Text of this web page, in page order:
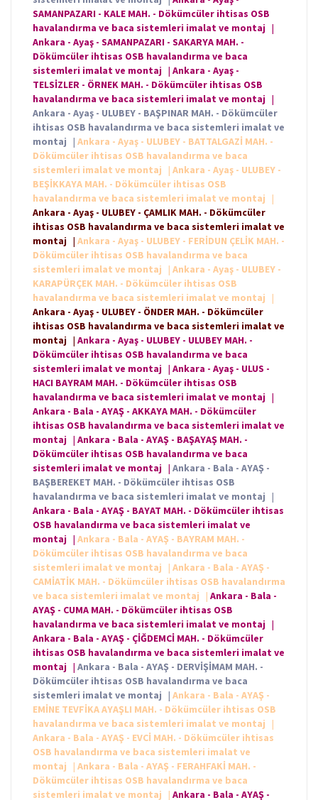
SAMANPAZARI - KALE MAH. - Dökümcüler ihtisas OSB
havalandırma ve baca sistemleri imalat ve montaj |
Ankara - Ayaş - SAMANPAZARI - SAKARYA MAH. -
Dökümcüler ihtisas OSB havalandırma ve baca
sistemleri imalat ve montaj | Ankara - Ayaş -
TELSİZLER - ÖRNEK MAH. - Dökümcüler ihtisas OSB
havalandırma ve baca sistemleri imalat ve montaj |
Ankara - Ayaş - ULUBEY - BAŞPINAR MAH. - Dökümcüler
ihtisas OSB havalandırma ve baca sistemleri imalat ve
montaj | Ankara - Ayaş - ULUBEY - BATTALGAZİ MAH. -
Dökümcüler ihtisas OSB havalandırma ve baca
sistemleri imalat ve montaj
| Ankara - Ayaş - ULUBEY -
BEŞİKKAYA MAH. - Dökümcüler ihtisas OSB
havalandırma ve baca sistemleri imalat ve montaj
|
Ankara - Ayaş - ULUBEY - ÇAMLIK MAH. - Dökümcüler
ihtisas OSB havalandırma ve baca sistemleri imalat ve
montaj | Ankara - Ayaş - ULUBEY - FERİDUN ÇELİK MAH. -
Dökümcüler ihtisas OSB havalandırma ve baca
sistemleri imalat ve montaj
| Ankara - Ayaş - ULUBEY -
KARAPÜRÇEK MAH. - Dökümcüler ihtisas OSB
havalandırma ve baca sistemleri imalat ve montaj
|
Ankara - Ayaş - ULUBEY - ÖNDER MAH. - Dökümcüler
ihtisas OSB havalandırma ve baca sistemleri imalat ve
montaj | Ankara - Ayaş - ULUBEY - ULUBEY MAH. -
Dökümcüler ihtisas OSB havalandırma ve baca
sistemleri imalat ve montaj | Ankara - Ayaş - ULUS -
HACI BAYRAM MAH. - Dökümcüler ihtisas OSB
havalandırma ve baca sistemleri imalat ve montaj |
Ankara - Bala - AYAŞ - AKKAYA MAH. - Dökümcüler
ihtisas OSB havalandırma ve baca sistemleri imalat ve
montaj | Ankara - Bala - AYAŞ - BAŞAYAŞ MAH. -
Dökümcüler ihtisas OSB havalandırma ve baca
sistemleri imalat ve montaj | Ankara - Bala - AYAŞ -
BAŞBEREKET MAH. - Dökümcüler ihtisas OSB
havalandırma ve baca sistemleri imalat ve montaj |
Ankara - Bala - AYAŞ - BAYAT MAH. - Dökümcüler ihtisas
OSB havalandırma ve baca sistemleri imalat ve
montaj | Ankara - Bala - AYAŞ - BAYRAM MAH. -
Dökümcüler ihtisas OSB havalandırma ve baca
sistemleri imalat ve montaj
| Ankara - Bala - AYAŞ -
CAMİATİK MAH. - Dökümcüler ihtisas OSB havalandırma
ve baca sistemleri imalat ve montaj
| Ankara - Bala -
AYAŞ - CUMA MAH. - Dökümcüler ihtisas OSB
havalandırma ve baca sistemleri imalat ve montaj |
Ankara - Bala - AYAŞ - ÇİĞDEMCİ MAH. - Dökümcüler
ihtisas OSB havalandırma ve baca sistemleri imalat ve
montaj | Ankara - Bala - AYAŞ - DERVİŞİMAM MAH. -
Dökümcüler ihtisas OSB havalandırma ve baca
sistemleri imalat ve montaj | Ankara - Bala - AYAŞ -
EMİNE TEVFİKA AYAŞLI MAH. - Dökümcüler ihtisas OSB
havalandırma ve baca sistemleri imalat ve montaj
|
Ankara - Bala - AYAŞ - EVCİ MAH. - Dökümcüler ihtisas
OSB havalandırma ve baca sistemleri imalat ve
montaj
| Ankara - Bala - AYAŞ - FERAHFAKİ MAH. -
Dökümcüler ihtisas OSB havalandırma ve baca
sistemleri imalat ve montaj
| Ankara - Bala - AYAŞ -